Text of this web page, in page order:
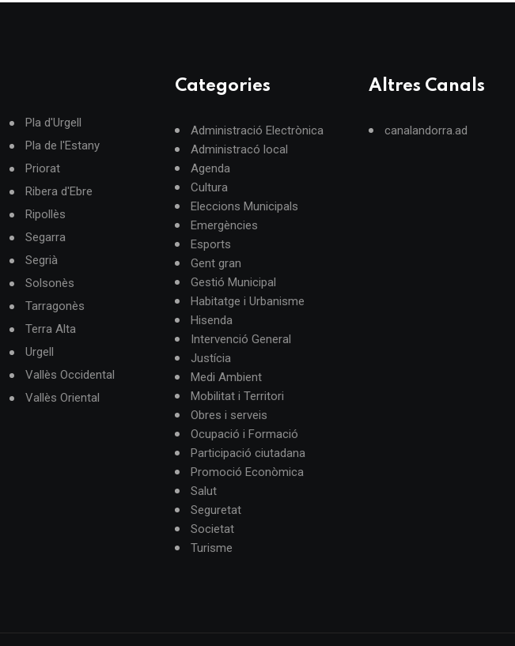
Pla d'Urgell
Pla de l'Estany
Priorat
Ribera d'Ebre
Ripollès
Segarra
Segrià
Solsonès
Tarragonès
Terra Alta
Urgell
Vallès Occidental
Vallès Oriental
Categories
Administració Electrònica
Administracó local
Agenda
Cultura
Eleccions Municipals
Emergències
Esports
Gent gran
Gestió Municipal
Habitatge i Urbanisme
Hisenda
Intervenció General
Justícia
Medi Ambient
Mobilitat i Territori
Obres i serveis
Ocupació i Formació
Participació ciutadana
Promoció Econòmica
Salut
Seguretat
Societat
Turisme
Altres Canals
canalandorra.ad